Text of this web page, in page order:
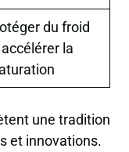
du froid
la
une tradition
et innovations.